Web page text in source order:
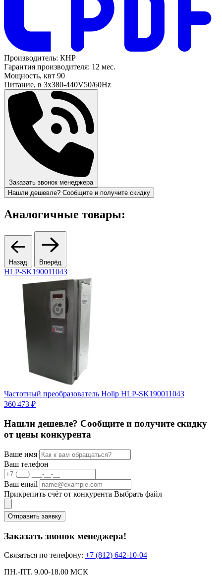
Производитель: КНР
Гарантия производителя: 12 мес.
Мощность, квт 90
Питание, в 3х380-440V50/60Hz
Заказать звонок менеджера
Нашли дешевле? Сообщите и получите скидку
Аналогичные товары:
Назад Вперёд
HLP-SK190011043
Частотный преобразователь Holip HLP-SK190011043
360 473 ₽
Нашли дешевле? Сообщите и получите скидку
от цены конкурента
Ваше имя
Ваш телефон
Ваш email
Прикрепить счёт от конкурента Выбрать файл
Отправить заявку
Заказать звонок менеджера!
Связаться по телефону: +7 (812) 642-10-04
ПН.-ПТ. 9.00-18.00 МСК